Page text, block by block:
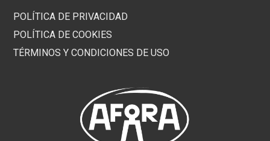
POLÍTICA DE PRIVACIDAD
POLÍTICA DE COOKIES
TÉRMINOS Y CONDICIONES DE USO